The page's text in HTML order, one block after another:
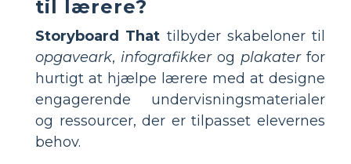
til lærere?
Storyboard That tilbyder skabeloner til
opgaveark, infografikkerog plakaterfor
hurtigt at hjælpe lærere med at designe
engagerende undervisningsmaterialer
og ressourcer, der er tilpasset elevernes
behov.